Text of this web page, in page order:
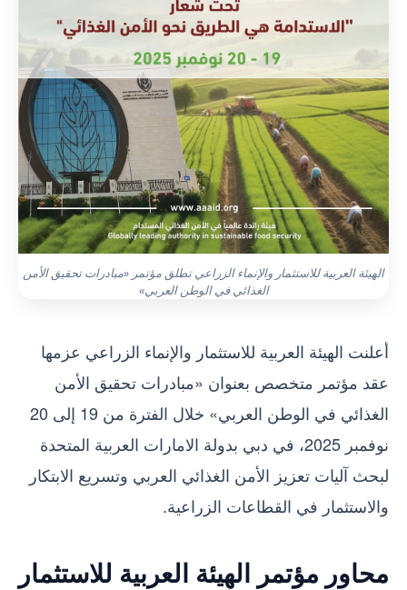
الهيئة العربية للاستثمار والإنماء الزراعي تطلق مؤتمر «مبادرات تحقيق الأمن
الغذائي في الوطن العربي»
أعلنت الهيئة العربية للاستثمار والإنماء الزراعي عزمها
عقد مؤتمر متخصص بعنوان «مبادرات تحقيق الأمن
الغذائي في الوطن العربي» خلال الفترة من 19 إلى 20
نوفمبر 2025، في دبي بدولة الامارات العربية المتحدة
لبحث آليات تعزيز الأمن الغذائي العربي وتسريع الابتكار
والاستثمار في القطاعات الزراعية.
محاور مؤتمر الهيئة العربية للاستثمار